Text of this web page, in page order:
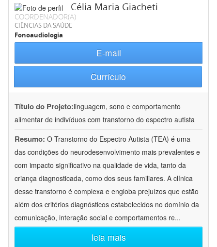
Célia Maria Giacheti
COORDENADOR(A)
CIÊNCIAS DA SAÚDE
Fonoaudiologia
E-mail
Currículo
Título do Projeto:linguagem, sono e comportamento
alimentar de indivíduos com transtorno do espectro autista
Resumo: O Transtorno do Espectro Autista (TEA) é uma
das condições do neurodesenvolvimento mais prevalentes e
com impacto significativo na qualidade de vida, tanto da
criança diagnosticada, como dos seus familiares. A clínica
desse transtorno é complexa e engloba prejuízos que estão
além dos critérios diagnósticos estabelecidos no domínio da
comunicação, interação social e comportamentos re...
leia mais